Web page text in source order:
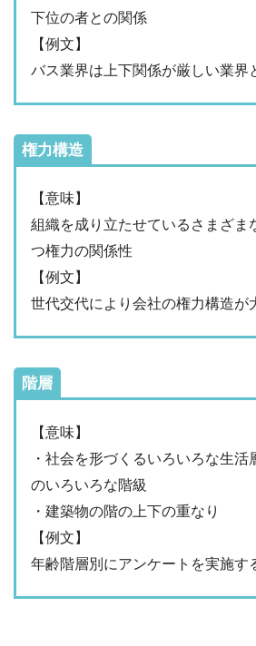
下位の者との関係
【例文】
バス業界は上下関係が厳しい業界
権力構造
【意味】
組織を成り立たせているさまざま
つ権力の関係性
【例文】
世代交代により会社の権力構造が
階層
【意味】
・社会を形づくるいろいろな生活
のいろいろな階級
・建築物の階の上下の重なり
【例文】
年齢階層別にアンケートを実施す